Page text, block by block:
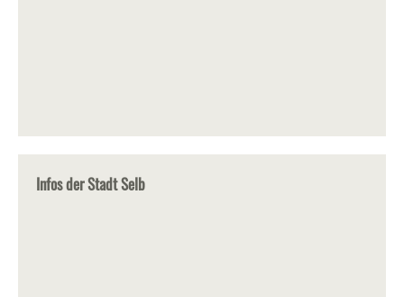
Infos der Stadt Selb